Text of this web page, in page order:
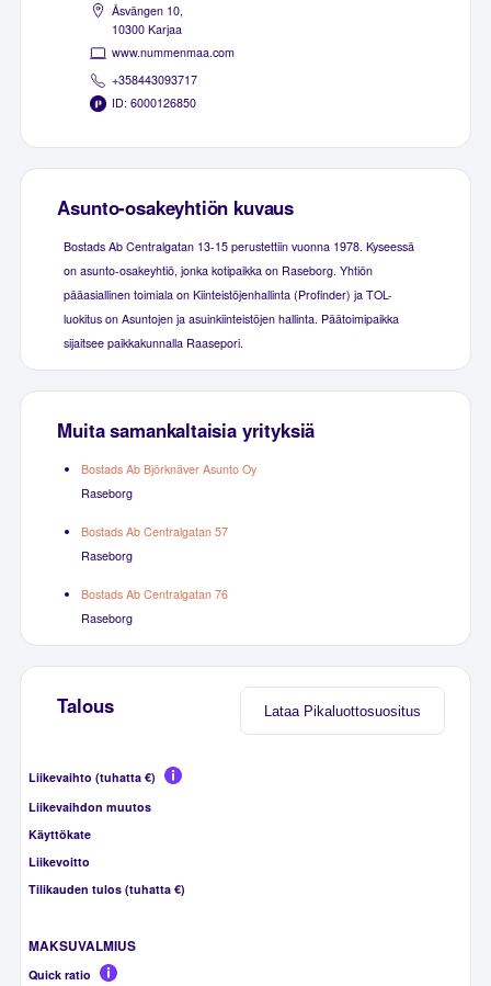
Åsvängen 10,
10300 Karjaa
www.nummenmaa.com
+358443093717
ID: 6000126850
Asunto-osakeyhtiön kuvaus
Bostads Ab Centralgatan 13-15 perustettiin vuonna 1978. Kyseessä
on asunto-osakeyhtiö, jonka kotipaikka on Raseborg. Yhtiön
pääasiallinen toimiala on Kiinteistöjenhallinta (Profinder) ja TOL-
luokitus on Asuntojen ja asuinkiinteistöjen hallinta. Päätoimipaikka
sijaitsee paikkakunnalla Raasepori.
Muita samankaltaisia yrityksiä
Bostads Ab Björknäver Asunto Oy
Raseborg
Bostads Ab Centralgatan 57
Raseborg
Bostads Ab Centralgatan 76
Raseborg
Lataa Pikaluottosuositus
Talous
Liikevaihto (tuhatta €)
Liikevaihdon muutos
Käyttökate
Liikevoitto
Tilikauden tulos (tuhatta €)
MAKSUVALMIUS
Quick ratio